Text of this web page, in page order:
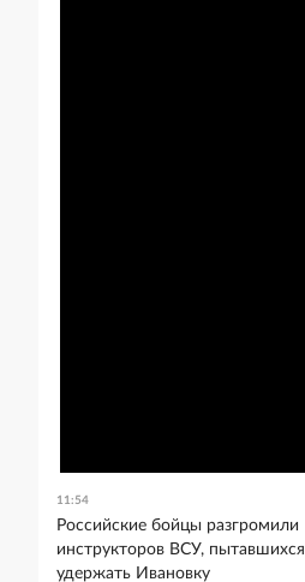
11:54
Российские бойцы разгромили
инструкторов ВСУ, пытавшихся
удержать Ивановку